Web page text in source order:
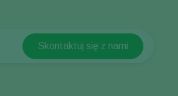
Koppert Global
Skontaktuj się z nami